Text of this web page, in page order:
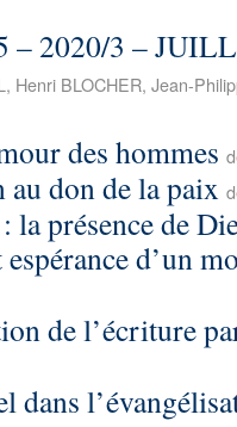
– 2020/3 –
Henri BLOCHER, Jean-
des hommes
don de la paix
présence de
d’un
de l’écriture
dans